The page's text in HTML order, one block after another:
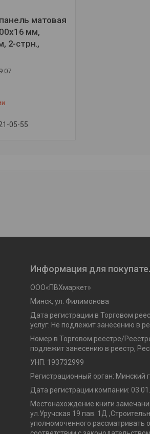
матовая
мм,
2-стрн.,
05-55
Информация для
OOO«ПВХмаркет»
Минск, ул. Филимонова
Дата регистрации в Торговом
услуг: Не подлежит занесению в
Номер в Торговом реестре/
подлежит занесению в реестр,
УНП: 193732999
Регистрационный орган: Минский
Дата регистрации компании:
Местонахождение книги
ул.Уручская 19 пав. 1Д
уполномоченного рассматривать